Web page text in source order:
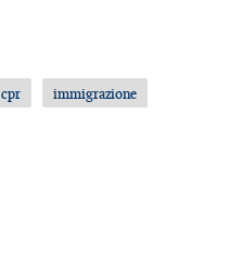
cpr immigrazione